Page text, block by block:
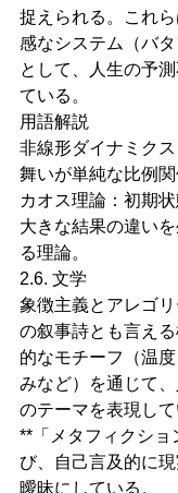
捉えられる。これ
感なシステム（バ
として、人生の予
ている。
用語解説
非線形ダイナミク
舞いが単純な比例関
カオス理論：初期
大きな結果の違い
る理論。
2.6. 文学
象徴主義とアレゴ
の叙事詩とも言え
的なモチーフ（温
みなど）を通じて
のテーマを表現し
**「メタフィクショ
び、自己言及的に
曖昧にしている。